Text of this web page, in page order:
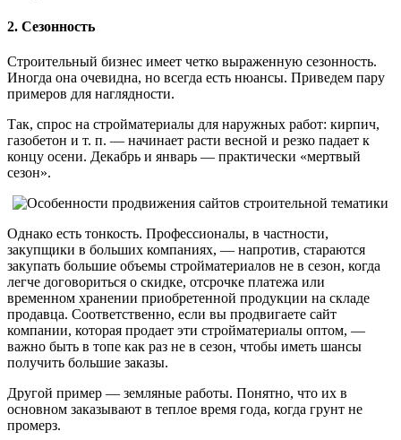
2. Сезонность
Строительный бизнес имеет четко выраженную сезонность.
Иногда она очевидна, но всегда есть нюансы. Приведем пару
примеров для наглядности.
Так, спрос на стройматериалы для наружных работ: кирпич,
газобетон и т. п. — начинает расти весной и резко падает к
концу осени. Декабрь и январь — практически «мертвый
сезон».
Однако есть тонкость. Профессионалы, в частности,
закупщики в больших компаниях, — напротив, стараются
закупать большие объемы стройматериалов не в сезон, когда
легче договориться о скидке, отсрочке платежа или
временном хранении приобретенной продукции на складе
продавца. Соответственно, если вы продвигаете сайт
компании, которая продает эти стройматериалы оптом, —
важно быть в топе как раз не в сезон, чтобы иметь шансы
получить большие заказы.
Другой пример — земляные работы. Понятно, что их в
основном заказывают в теплое время года, когда грунт не
промерз.